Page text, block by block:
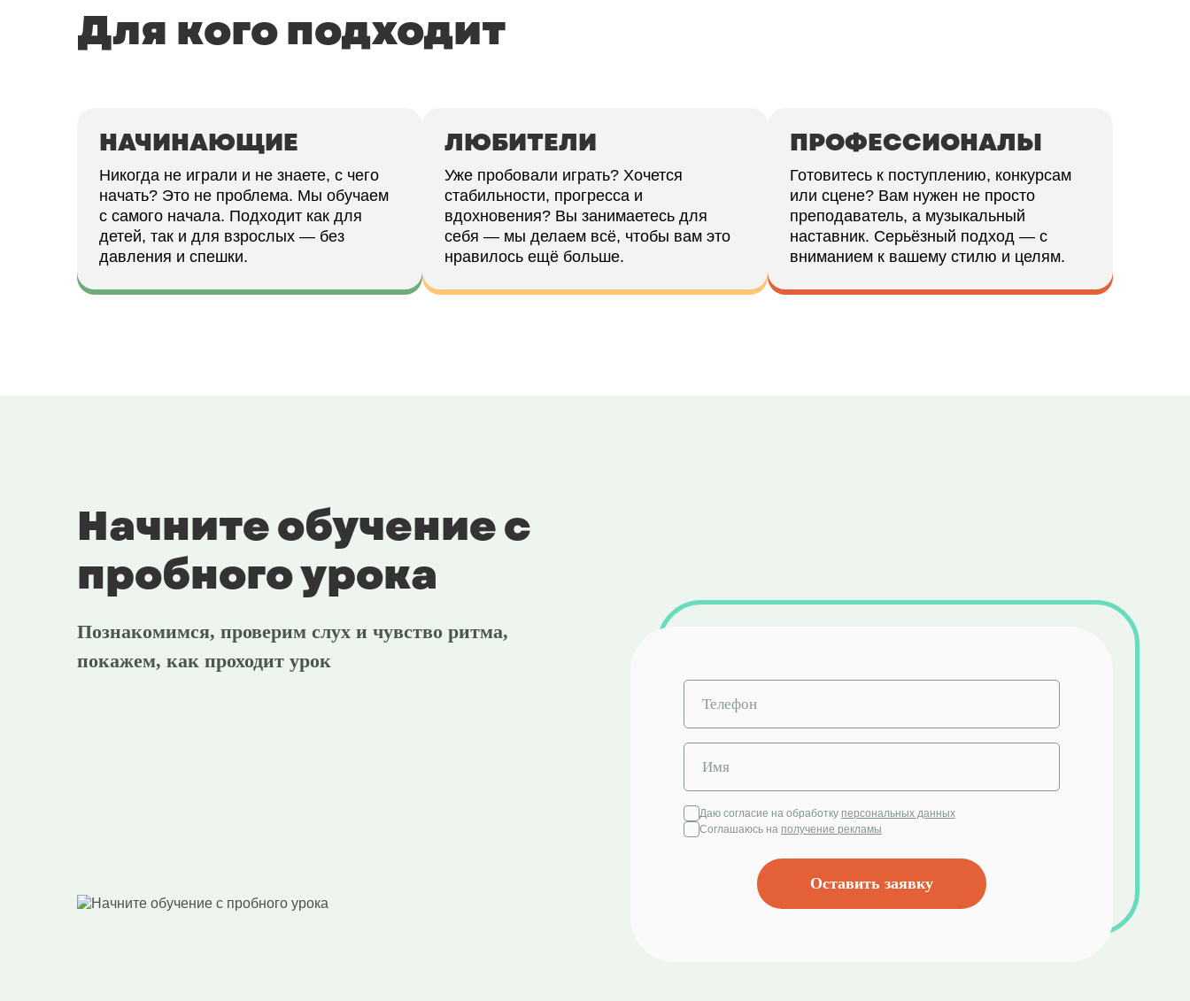
Для кого подходит
НАЧИНАЮЩИЕ
Никогда не играли и не знаете, с чего
начать? Это не проблема. Мы обучаем
с самого начала. Подходит как для
детей, так и для взрослых — без
давления и спешки.
ЛЮБИТЕЛИ
Уже пробовали играть? Хочется
стабильности, прогресса и
вдохновения? Вы занимаетесь для
себя — мы делаем всё, чтобы вам это
нравилось ещё больше.
ПРОФЕССИОНАЛЫ
Готовитесь к поступлению, конкурсам
или сцене? Вам нужен не просто
преподаватель, а музыкальный
наставник. Серьёзный подход — с
вниманием к вашему стилю и целям.
Начните обучение с
пробного урока
Познакомимся, проверим слух и чувство ритма,
покажем, как проходит урок
Даю согласие на обработку персональных данных
Соглашаюсь на получение рекламы
Оставить заявку